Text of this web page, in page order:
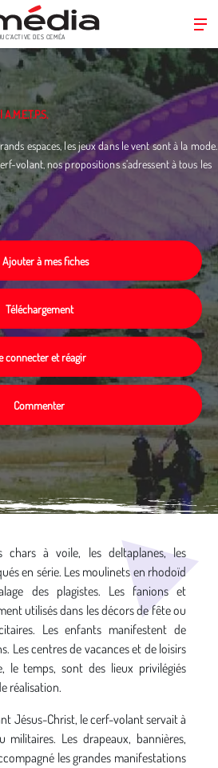
DES CEMÉA
espaces, les jeux dans le vent sont à la mode.
volant, nos propositions s’adressent à tous les
Ajouter à mes fiches
Téléchargement
connecter et réagir
Commenter
chars à voile, les deltaplanes, les
en série. Les moulinets en rhodoïd
des plagistes. Les fanions et
utilisés dans les décors de fête ou
Les enfants manifestent de
Les centres de vacances et de loisirs
le temps, sont des lieux privilégiés
réalisation.
Jésus-Christ, le cerf-volant servait à
militaires. Les drapeaux, bannières,
les grandes manifestations